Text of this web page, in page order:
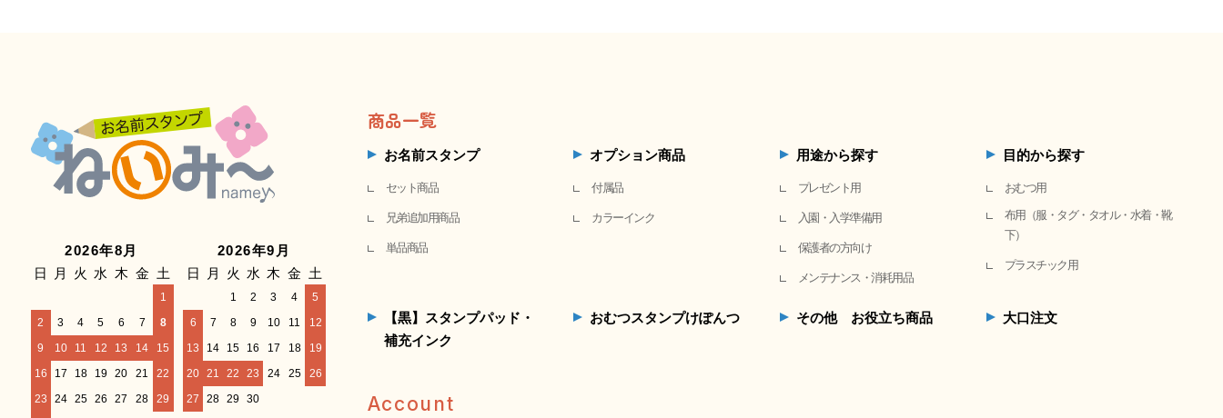
2026年8月
日
月 火 水 木 金 土
1
2
3 4 5 6 7
8
9
10 11 12 13 14
15
16
17 18 19 20 21
22
23
24 25 26 27 28
29
2026年9月
日
月 火 水 木 金 土
1 2 3 4
5
6
7 8 9 10 11
12
13
14 15 16 17 18
19
20 21 22 23 24 25
26
27
28 29 30
商品一覧
お名前スタンプ
セット商品
兄弟追加用商品
単品商品
オプション商品
付属品
カラーインク
用途から探す
プレゼント用
入園・入学準備用
保護者の方向け
メンテナンス・消耗用品
目的から探す
おむつ用
布用（服・タグ・タオル・水着・靴
下）
プラスチック用
【黒】スタンプパッド・
補充インク
おむつスタンプけぽんつ その他 お役立ち商品 大口注文
Account